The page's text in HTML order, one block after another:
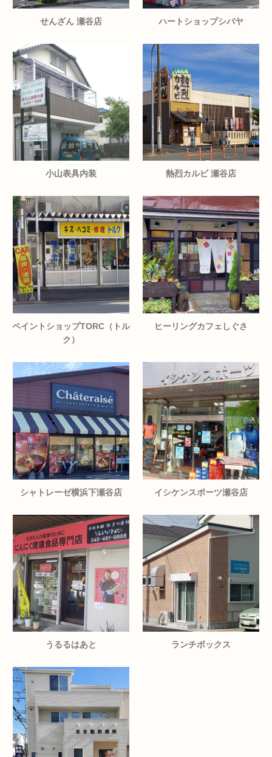
せんざん 瀬谷店 ハートショップシバヤ
小山表具内装 熱烈カルビ 瀬谷店
ペイントショップTORC（トル
ク）
ヒーリングカフェしぐさ
シャトレーゼ横浜下瀬谷店 イシケンスポーツ瀬谷店
うるるはあと ランチボックス